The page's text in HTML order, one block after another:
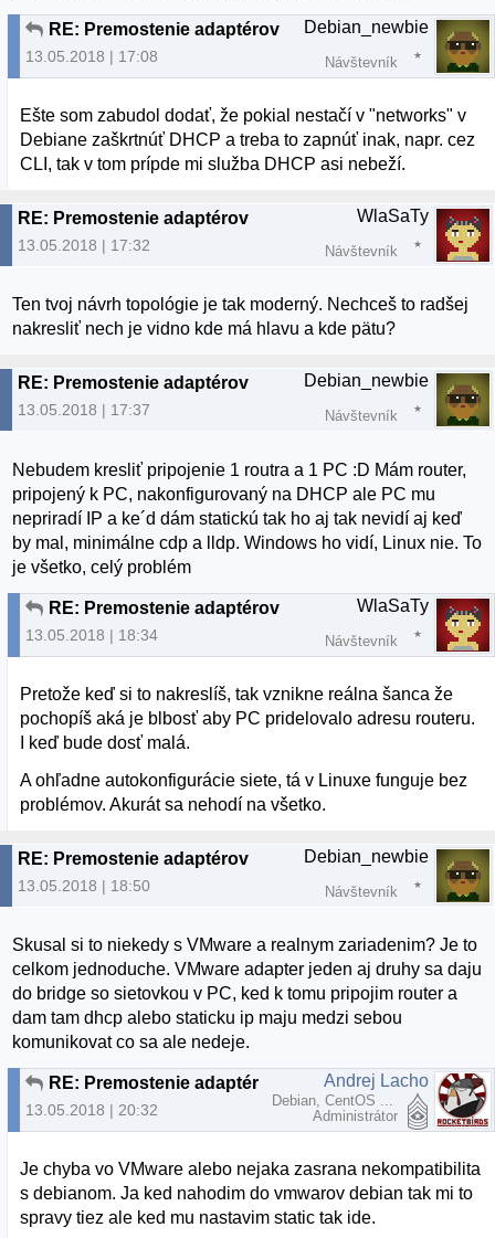
RE: Premostenie adaptérov
13.05.2018 | 17:08
Debian_newbie
Návštevník
Ešte som zabudol dodať, že pokial nestačí v "networks" v
Debiane zaškrtnúť DHCP a treba to zapnúť inak, napr. cez
CLI, tak v tom prípde mi služba DHCP asi nebeží.
RE: Premostenie adaptérov
13.05.2018 | 17:32
WlaSaTy
Návštevník
Ten tvoj návrh topológie je tak moderný. Nechceš to radšej
nakresliť nech je vidno kde má hlavu a kde pätu?
RE: Premostenie adaptérov
13.05.2018 | 17:37
Debian_newbie
Návštevník
Nebudem kresliť pripojenie 1 routra a 1 PC :D Mám router,
pripojený k PC, nakonfigurovaný na DHCP ale PC mu
nepriradí IP a ke´d dám statickú tak ho aj tak nevidí aj keď
by mal, minimálne cdp a lldp. Windows ho vidí, Linux nie. To
je všetko, celý problém
RE: Premostenie adaptérov
13.05.2018 | 18:34
WlaSaTy
Návštevník
Pretože keď si to nakreslíš, tak vznikne reálna šanca že
pochopíš aká je blbosť aby PC pridelovalo adresu routeru.
I keď bude dosť malá.
A ohľadne autokonfigurácie siete, tá v Linuxe funguje bez
problémov. Akurát sa nehodí na všetko.
RE: Premostenie adaptérov
13.05.2018 | 18:50
Debian_newbie
Návštevník
Skusal si to niekedy s VMware a realnym zariadenim? Je to
celkom jednoduche. VMware adapter jeden aj druhy sa daju
do bridge so sietovkou v PC, ked k tomu pripojim router a
dam tam dhcp alebo staticku ip maju medzi sebou
komunikovat co sa ale nedeje.
RE: Premostenie adaptérov
13.05.2018 | 20:32
Andrej Lacho
Debian, CentOS ...
Administrátor
Je chyba vo VMware alebo nejaka zasrana nekompatibilita
s debianom. Ja ked nahodim do vmwarov debian tak mi to
spravy tiez ale ked mu nastavim static tak ide.